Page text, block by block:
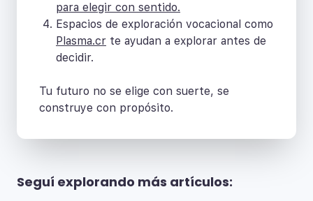
para elegir con sentido.
Espacios de exploración vocacional como
Plasma.cr te ayudan a explorar antes de
decidir.
Tu futuro no se elige con suerte, se
construye con propósito.
Seguí explorando más artículos: